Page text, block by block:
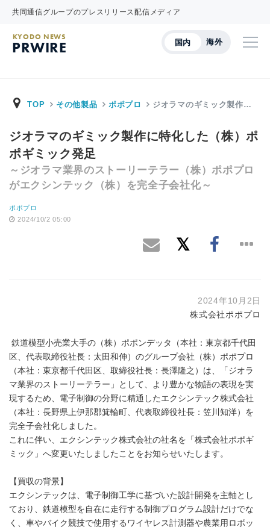
共同通信グループのプレスリリース配信メディア
国内 海外
KYODO NEWS
PRWIRE
TOP その他製品 ポポプロ ジオラマのギミック製作…
ジオラマのギミック製作に特化した（株）ポ
ポギミック発足
～ジオラマ業界のストーリーテラー（株）ポポプロ
がエクシンテック（株）を完全子会社化～
ポポプロ
2024/10/2 05:00
2024年10月2日
株式会社ポポプロ
鉄道模型小売業大手の（株）ポポンデッタ（本社：東京都千代田
区、代表取締役社長：太田和伸）のグループ会社（株）ポポプロ
（本社：東京都千代田区、取締役社長：長澤隆之）は、「ジオラ
マ業界のストーリーテラー」として、より豊かな物語の表現を実
現するため、電子制御の分野に精通したエクシンテック株式会社
（本社：長野県上伊那郡箕輪町、代表取締役社長：笠川知洋）を
完全子会社化しました。
これに伴い、エクシンテック株式会社の社名を「株式会社ポポギ
ミック」へ変更いたしましたことをお知らせいたします。
【買収の背景】
エクシンテックは、電子制御工学に基づいた設計開発を主軸とし
ており、鉄道模型を自在に走行する制御プログラム設計だけでな
く、車やバイク競技で使用するワイヤレス計測器や農業用ロボッ